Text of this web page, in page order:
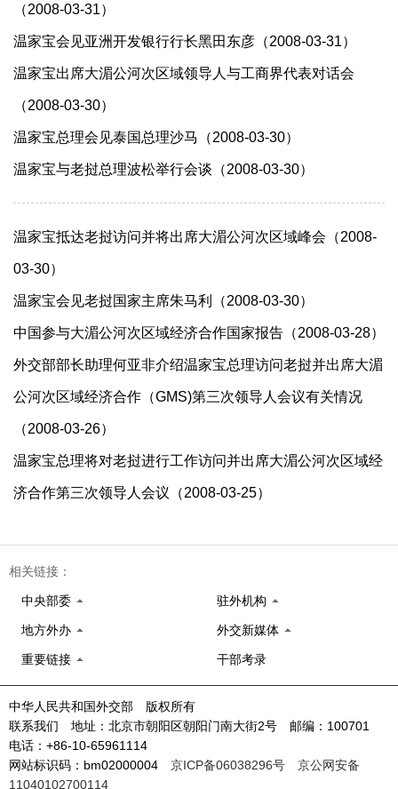
（2008-03-31）
温家宝会见亚洲开发银行行长黑田东彦（2008-03-31）
温家宝出席大湄公河次区域领导人与工商界代表对话会
（2008-03-30）
温家宝总理会见泰国总理沙马（2008-03-30）
温家宝与老挝总理波松举行会谈（2008-03-30）
温家宝抵达老挝访问并将出席大湄公河次区域峰会（2008-
03-30）
温家宝会见老挝国家主席朱马利（2008-03-30）
中国参与大湄公河次区域经济合作国家报告（2008-03-28）
外交部部长助理何亚非介绍温家宝总理访问老挝并出席大湄
公河次区域经济合作（GMS)第三次领导人会议有关情况
（2008-03-26）
温家宝总理将对老挝进行工作访问并出席大湄公河次区域经
济合作第三次领导人会议（2008-03-25）
相关链接：
中央部委 驻外机构
地方外办 外交新媒体
重要链接 干部考录
中华人民共和国外交部 版权所有
联系我们 地址：北京市朝阳区朝阳门南大街2号 邮编：100701
电话：+86-10-65961114
网站标识码：bm02000004 京ICP备06038296号
京公网安备
11040102700114